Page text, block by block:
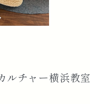
ルチャー横浜教室